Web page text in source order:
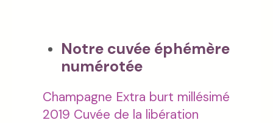
Notre cuvée éphémère
numérotée
Champagne Extra burt millésimé
2019 Cuvée de la libération